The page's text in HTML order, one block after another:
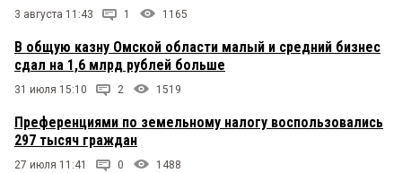
3 августа 11:43 1 1165
В общую казну Омской области малый и средний бизнес
сдал на 1,6 млрд рублей больше
31 июля 15:10 2 1519
Преференциями по земельному налогу воспользовались
297 тысяч граждан
27 июля 11:41 0 1488